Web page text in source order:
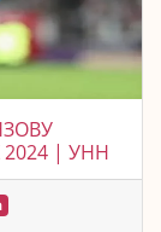
2024 | УНН